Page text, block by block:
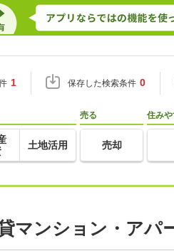
1 保存した検索条件 0
土地活用
売る
売却
住み
マンション・アパ